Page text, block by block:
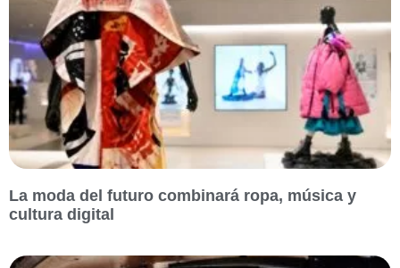
La moda del futuro combinará ropa, música y
cultura digital